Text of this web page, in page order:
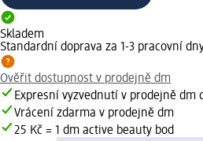
Skladem
Standardní doprava za 1-3 pracovní
Ověřit dostupnost v prodejně dm
Expresní vyzvednutí v prodejně dm
Vrácení zdarma v prodejně dm
25 Kč = 1 dm active beauty bod